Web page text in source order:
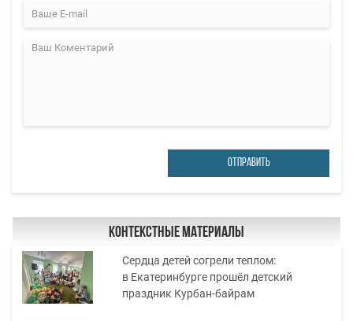
ОТПРАВИТЬ
Контекстные материалы
Сердца детей согрели теплом:
в Екатеринбурге прошёл детский
праздник Курбан-байрам